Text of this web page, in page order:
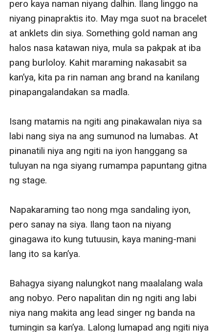
pero kaya naman niyang dalhin. Ilang linggo na
niyang pinapraktis ito. May mga suot na bracelet
at anklets din siya. Something gold naman ang
halos nasa katawan niya, mula sa pakpak at iba
pang burloloy. Kahit maraming nakasabit sa
kan’ya, kita pa rin naman ang brand na kanilang
pinapangalandakan sa madla.
Isang matamis na ngiti ang pinakawalan niya sa
labi nang siya na ang sumunod na lumabas. At
pinanatili niya ang ngiti na iyon hanggang sa
tuluyan na nga siyang rumampa papuntang gitna
ng stage.
Napakaraming tao nong mga sandaling iyon,
pero sanay na siya. Ilang taon na niyang
ginagawa ito kung tutuusin, kaya maning-mani
lang ito sa kan’ya.
Bahagya siyang nalungkot nang maalalang wala
ang nobyo. Pero napalitan din ng ngiti ang labi
niya nang makita ang lead singer ng banda na
tumingin sa kan’ya. Lalong lumapad ang ngiti niya